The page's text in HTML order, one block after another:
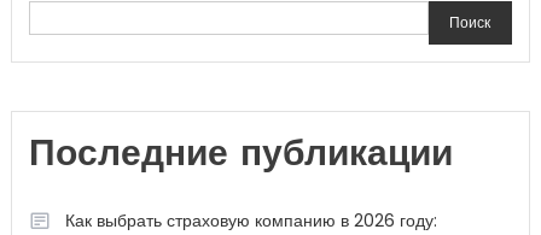
Поиск
Последние публикации
Как выбрать страховую компанию в 2026 году: